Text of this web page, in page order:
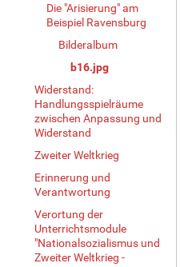
Die "Arisierung" am
Beispiel Ravensburg
Bilderalbum
b16.jpg
Widerstand:
Handlungsspielräume
zwischen Anpassung und
Widerstand
Zweiter Weltkrieg
Erinnerung und
Verantwortung
Verortung der
Unterrichtsmodule
"Nationalsozialismus und
Zweiter Weltkrieg -